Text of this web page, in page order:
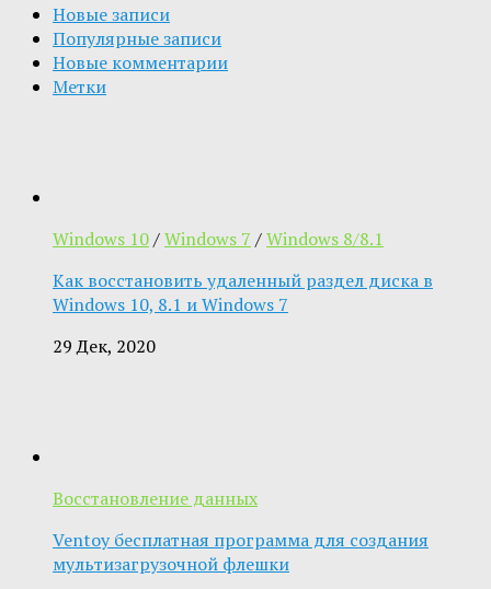
Новые записи
Популярные записи
Новые комментарии
Метки
Windows 10/Windows 7 /Windows 8/8.1
Как восстановить удаленный раздел диска в
Windows 10, 8.1 и Windows 7
29 Дек, 2020
Восстановление данных
Ventoy бесплатная программа для создания
мультизагрузочной флешки